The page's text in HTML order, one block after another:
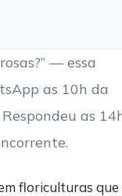
— essa
as 10h da
as
floriculturas que